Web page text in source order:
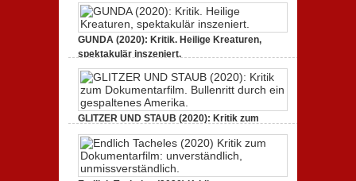
GUNDA (2020): Kritik. Heilige Kreaturen,
spektakulär inszeniert.
21. April 2021,Keine Kommentare zu GUNDA (2020):
Kritik. Heilige Kreaturen, spektakulär inszeniert.
GLITZER UND STAUB (2020): Kritik zum
Dokumentarfilm. Bullenritt durch ein
gespaltenes Amerika.
3. Oktober 2020,Keine Kommentare
STAUB (2020): Kritik zum Dokumentarfilm. Bullenritt